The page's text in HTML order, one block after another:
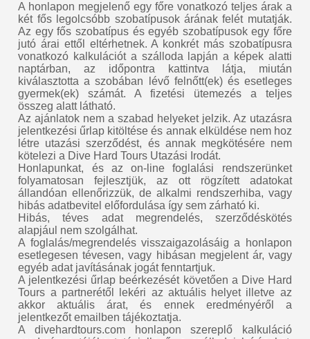
A honlapon megjelenő egy főre vonatkozó teljes árak a
két fős legolcsóbb szobatípusok árának felét mutatják.
Az egy fős szobatípus és egyéb szobatípusok egy főre
jutó árai ettől eltérhetnek. A konkrét más szobatípusra
vonatkozó kalkulációt a szálloda lapján a képek alatti
naptárban, az időpontra kattintva látja, miután
kiválasztotta a szobában lévő felnőtt(ek) és esetleges
gyermek(ek) számát. A fizetési ütemezés a teljes
összeg alatt látható.
Az ajánlatok nem a szabad helyeket jelzik. Az utazásra
jelentkezési űrlap kitöltése és annak elküldése nem hoz
létre utazási szerződést, és annak megkötésére nem
kötelezi a Dive Hard Tours Utazási Irodát.
Honlapunkat, és az on-line foglalási rendszerünket
folyamatosan fejlesztjük, az ott rögzített adatokat
állandóan ellenőrizzük, de alkalmi rendszerhiba, vagy
hibás adatbevitel előfordulása így sem zárható ki.
Hibás, téves adat megrendelés, szerződéskötés
alapjául nem szolgálhat.
A foglalás/megrendelés visszaigazolásáig a honlapon
esetlegesen tévesen, vagy hibásan megjelent ár, vagy
egyéb adat javításának jogát fenntartjuk.
A jelentkezési űrlap beérkezését követően a Dive Hard
Tours a partnerétől lekéri az aktuális helyet illetve az
akkor aktuális árat, és ennek eredményéről a
jelentkezőt emailben tájékoztatja.
A divehardtours.com honlapon szereplő kalkuláció